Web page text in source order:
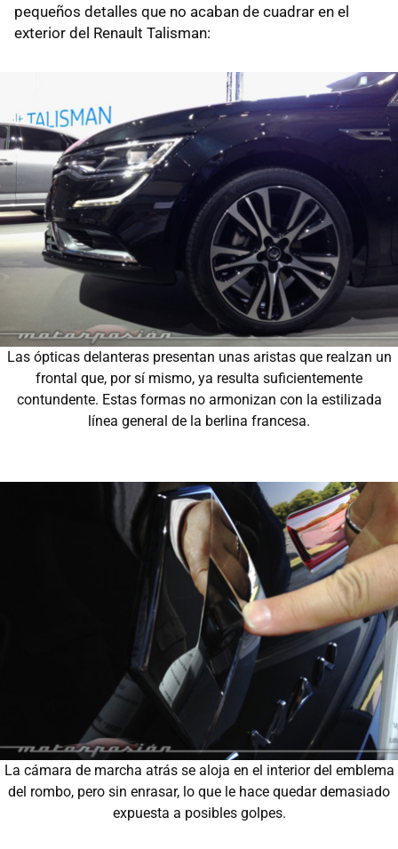
pequeños detalles que no acaban de cuadrar en el
exterior del Renault Talisman:
Las ópticas delanteras presentan unas aristas que realzan un
frontal que, por sí mismo, ya resulta suficientemente
contundente. Estas formas no armonizan con la estilizada
línea general de la berlina francesa.
La cámara de marcha atrás se aloja en el interior del emblema
del rombo, pero sin enrasar, lo que le hace quedar demasiado
expuesta a posibles golpes.